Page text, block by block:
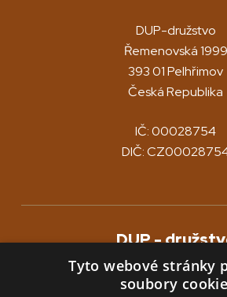
DUP-družstvo
Řemenovská 1999
393 01 Pelhřimov
Česká Republika
IČ: 00028754
DIČ:
DUP -
zahrnuje tyto divize
Tyto webové stránky
soubory